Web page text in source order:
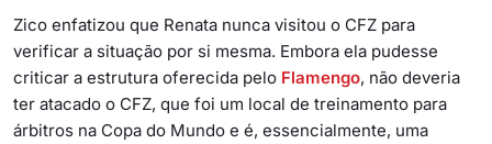
Zico enfatizou que Renata nunca visitou o CFZ para
verificar a situação por si mesma. Embora ela pudesse
criticar a estrutura oferecida pelo Flamengo, não deveria
ter atacado o CFZ, que foi um local de treinamento para
árbitros na Copa do Mundo e é, essencialmente, uma